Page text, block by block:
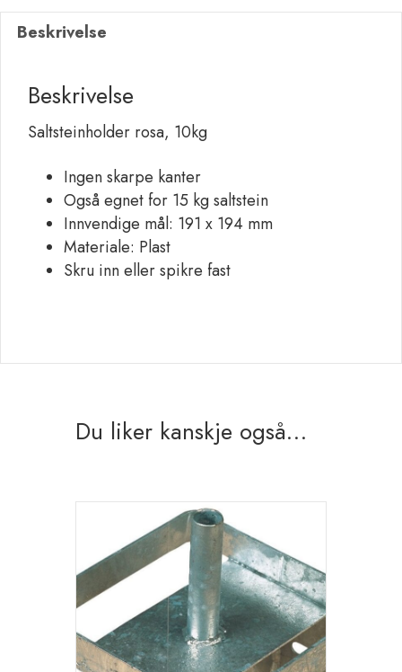
Beskrivelse
Beskrivelse
Saltsteinholder rosa, 10kg
Ingen skarpe kanter
Også egnet for 15 kg saltstein
Innvendige mål: 191 x 194 mm
Materiale: Plast
Skru inn eller spikre fast
Du liker kanskje også…